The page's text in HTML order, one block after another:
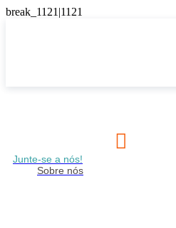

Junte-se a nós!
Sobre nós